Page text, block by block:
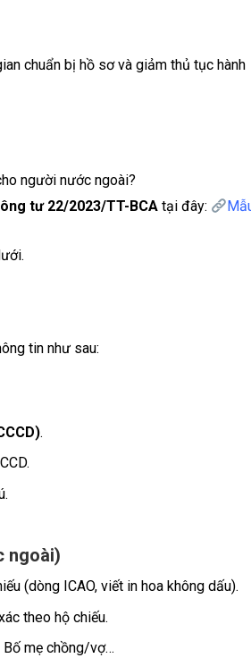
chuẩn bị hồ sơ và giảm thủ tục hành
người nước ngoài?
tư 22/2023/TT-BCA tại đây:
tin như sau:
.
ngoài)
(dòng ICAO, viết in hoa không dấu).
theo hộ chiếu.
mẹ chồng/vợ…